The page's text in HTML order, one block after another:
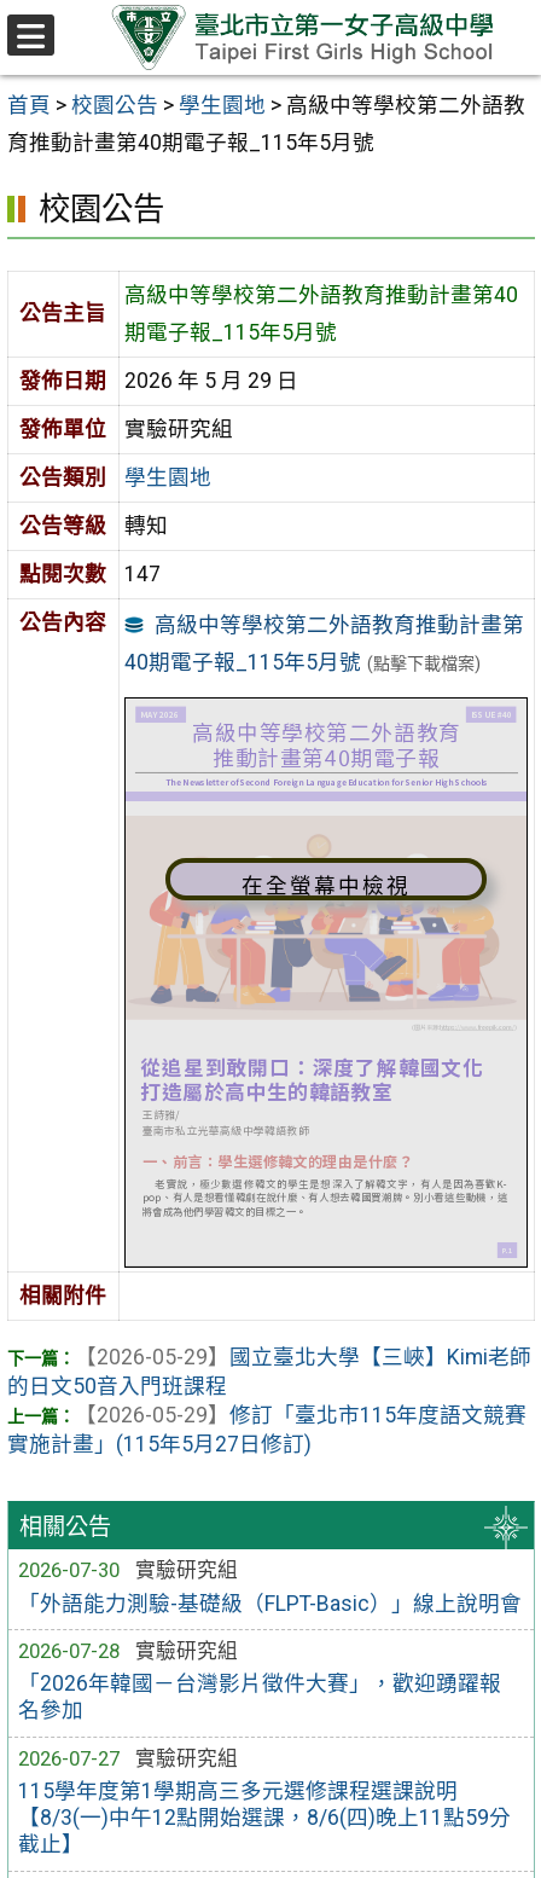
跳至主要內容區
首頁 > 校園公告 > 學生園地 > 高級中等學校第二外語教
育推動計畫第40期電子報_115年5月號
相關公告
2026-07-30
實驗研究組
「外語能力測驗-基礎級（FLPT-Basic）」線上說明會
2026-07-28
實驗研究組
「2026年韓國－台灣影片徵件大賽」，歡迎踴躍報
名參加
2026-07-27
實驗研究組
115學年度第1學期高三多元選修課程選課說明
【8/3(一)中午12點開始選課，8/6(四)晚上11點59分
截止】
校園公告
公告主旨
高級中等學校第二外語教育推動計畫第40
期電子報_115年5月號
發佈日期
2026 年 5 月 29 日
發佈單位
實驗研究組
公告類別
學生園地
公告等級
轉知
點閱次數
147
公告內容
高級中等學校第二外語教育推動計畫第
40期電子報_115年5月號 (點擊下載檔案)
在全螢幕中檢視
相關附件
【2026-05-29】
國立臺北大學【三峽】Kimi老師
的日文50音入門班課程
【2026-05-29】 修訂「臺北市115年度語文競賽
實施計畫」(115年5月27日修訂)
選
單